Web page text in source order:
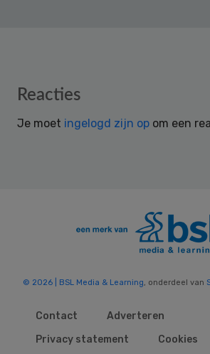
Reader
Reacties
Je moet ingelogd zijn op om een
© 2026 | BSL Media & Learning, onderdeel van
Contact
Adverteren
Privacy statement
Cookies